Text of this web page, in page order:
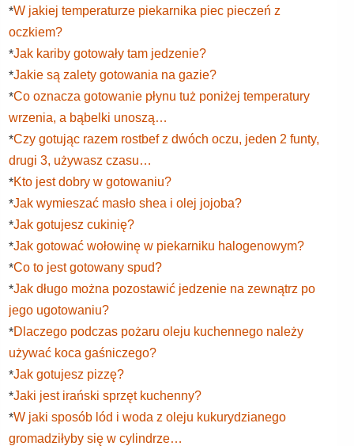
*W jakiej temperaturze piekarnika piec pieczeń z
oczkiem?
*Jak kariby gotowały tam jedzenie?
*Jakie są zalety gotowania na gazie?
*Co oznacza gotowanie płynu tuż poniżej temperatury
wrzenia, a bąbelki unoszą…
*Czy gotując razem rostbef z dwóch oczu, jeden 2 funty,
drugi 3, używasz czasu…
*Kto jest dobry w gotowaniu?
*Jak wymieszać masło shea i olej jojoba?
*Jak gotujesz cukinię?
*Jak gotować wołowinę w piekarniku halogenowym?
*Co to jest gotowany spud?
*Jak długo można pozostawić jedzenie na zewnątrz po
jego ugotowaniu?
*Dlaczego podczas pożaru oleju kuchennego należy
używać koca gaśniczego?
*Jak gotujesz pizzę?
*Jaki jest irański sprzęt kuchenny?
*W jaki sposób lód i woda z oleju kukurydzianego
gromadziłyby się w cylindrze…